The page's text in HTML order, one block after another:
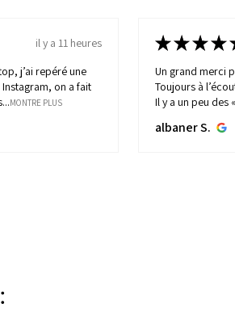
il y a 11 heures
j’ai repéré une
on a fait
MONTRE PLUS
★★★★
Un grand merci
Toujours à
Il y a un peu des
albaner S.